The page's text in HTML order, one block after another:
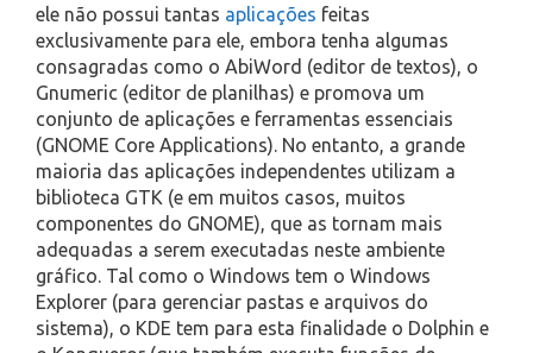
ele não possui tantas aplicações feitas
exclusivamente para ele, embora tenha algumas
consagradas como o AbiWord (editor de textos), o
Gnumeric (editor de planilhas) e promova um
conjunto de aplicações e ferramentas essenciais
(GNOME Core Applications). No entanto, a grande
maioria das aplicações independentes utilizam a
biblioteca GTK (e em muitos casos, muitos
componentes do GNOME), que as tornam mais
adequadas a serem executadas neste ambiente
gráfico. Tal como o Windows tem o Windows
Explorer (para gerenciar pastas e arquivos do
sistema), o KDE tem para esta finalidade o Dolphin e